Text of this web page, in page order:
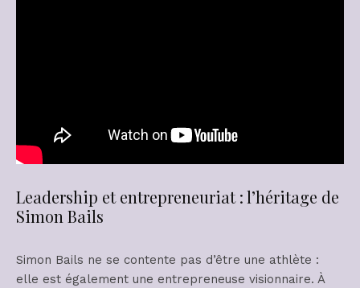
Leadership et entrepreneuriat : l’héritage de
Simon Bails
Simon Bails ne se contente pas d’être une athlète :
elle est également une entrepreneuse visionnaire. À